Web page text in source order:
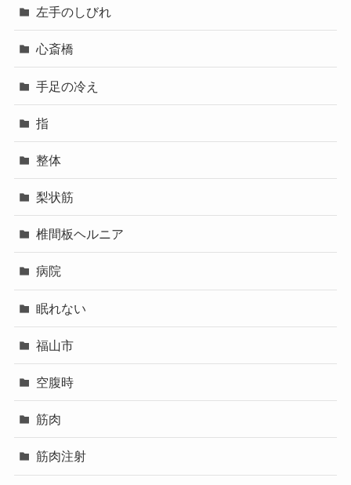
左手のしびれ
心斎橋
手足の冷え
指
整体
梨状筋
椎間板ヘルニア
病院
眠れない
福山市
空腹時
筋肉
筋肉注射